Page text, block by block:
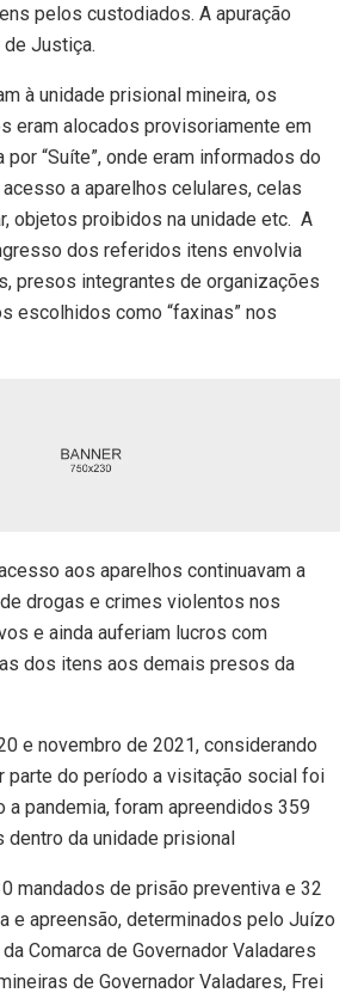
pelos custodiados. A apuração
Justiça.
à unidade prisional mineira, os
eram alocados provisoriamente em
por “Suíte”, onde eram informados do
acesso a aparelhos celulares, celas
objetos proibidos na unidade etc. A
dos referidos itens envolvia
presos integrantes de organizações
escolhidos como “faxinas” nos
aos aparelhos continuavam a
drogas e crimes violentos nos
e ainda auferiam lucros com
dos itens aos demais presos da
e novembro de 2021, considerando
parte do período a visitação social foi
a pandemia, foram apreendidos 359
dentro da unidade prisional
mandados de prisão preventiva e 32
e apreensão, determinados pelo Juízo
Comarca de Governador Valadares
de Governador Valadares, Frei